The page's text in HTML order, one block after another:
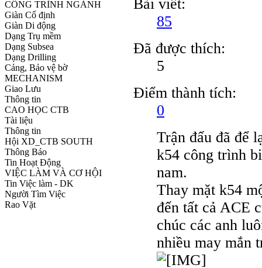
CÔNG TRÌNH NGÀNH
Giàn Cố định
Giàn Di động
Dạng Trụ mềm
Dạng Subsea
Dạng Drilling
Cảng, Bảo vệ bờ
MECHANISM
Giao Lưu
Thông tin
CAO HỌC CTB
Tài liệu
Thông tin
Hội XD_CTB SOUTH
Thông Báo
Tin Hoạt Động
VIỆC LÀM VÀ CƠ HỘI
Tin Việc làm - DK
Người Tìm Việc
Rao Vặt
Bài viết:
85
Đã được thích:
5
Điểm thành tích:
0
Trận đấu đã để
k54 công trình
nam.
Thay mặt k54
đến tất cả ACE
chúc các anh
nhiều may mắn